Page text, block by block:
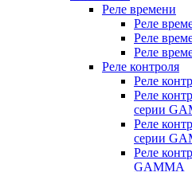
Реле времени
Реле
Реле
Реле
Реле контроля
Реле
Реле
серии
Реле
серии
Реле
GAMMA